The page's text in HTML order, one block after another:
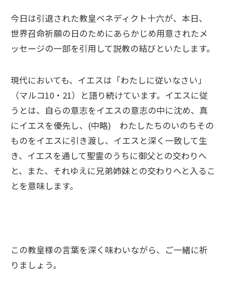
今日は引退された教皇ベネディクト十六が、本日、
世界召命祈願の日のためにあらかじめ用意されたメ
ッセージの一部を引用して説教の結びといたします。
現代においても、イエスは「わたしに従いなさい」
（マルコ10・21）と語り続けています。イエスに従
うとは、自らの意志をイエスの意志の中に沈め、真
にイエスを優先し、(中略) わたしたちのいのちその
ものをイエスに引き渡し、イエスと深く一致して生
き、イエスを通して聖霊のうちに御父との交わりへ
と、また、それゆえに兄弟姉妹との交わりへと入るこ
とを意味します。
この教皇様の言葉を深く味わいながら、ご一緒に祈
りましょう。